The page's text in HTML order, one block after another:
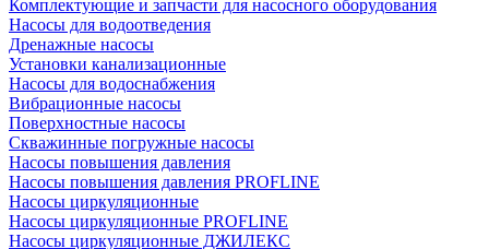
Комплектующие и запчасти для насосного оборудования
Насосы для водоотведения
Дренажные насосы
Установки канализационные
Насосы для водоснабжения
Вибрационные насосы
Поверхностные насосы
Скважинные погружные насосы
Насосы повышения давления
Насосы повышения давления PROFLINE
Насосы циркуляционные
Насосы циркуляционные PROFLINE
Насосы циркуляционные ДЖИЛЕКС